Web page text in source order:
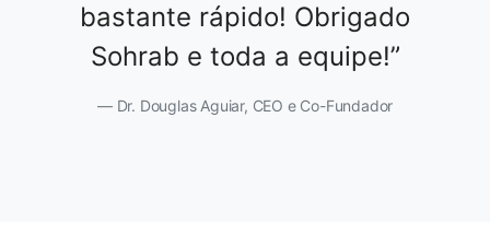
bastante rápido! Obrigado
Sohrab e toda a equipe!
Dr. Douglas Aguiar, CEO e Co-Fundador